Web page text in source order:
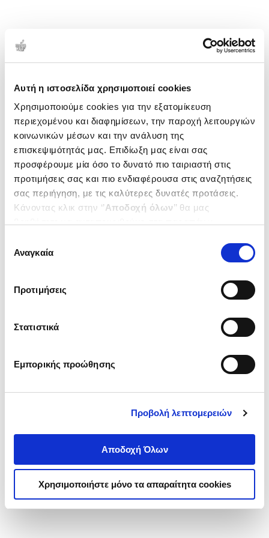
Αυτή η ιστοσελίδα χρησιμοποιεί cookies
Χρησιμοποιούμε cookies για την εξατομίκευση
περιεχομένου και διαφημίσεων, την παροχή λειτουργιών
κοινωνικών μέσων και την ανάλυση της
επισκεψιμότητάς μας. Επιδίωξη μας είναι σας
προσφέρουμε μία όσο το δυνατό πιο ταιριαστή στις
προτιμήσεις σας και πιο ενδιαφέρουσα στις αναζητήσεις
σας περιήγηση, με τις καλύτερες δυνατές προτάσεις.
Κάνοντας κλικ στην ‘’Αποδοχή όλων’’ θα μας
ενδιαφέρουν και να επιλέξετε από τα παρακάτω με την
΄΄και να ενημερωθείτε σχετικά με
συγκατάθεσης
Αναγκαία
Προτιμήσεις
Στατιστικά
Εμπορικής προώθησης
Προβολή λεπτομερειών
Αποδοχή Όλων
Χρησιμοποιήστε μόνο τα απαραίτητα cookies